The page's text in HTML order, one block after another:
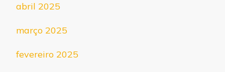
abril 2025
março 2025
fevereiro 2025